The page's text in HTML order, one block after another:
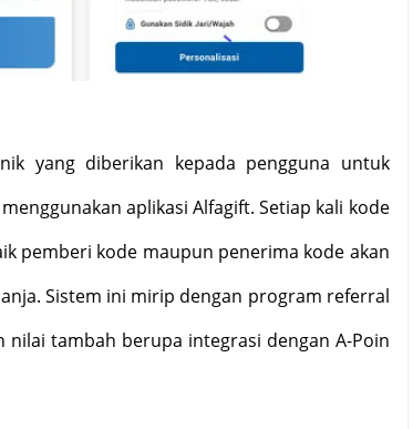
yang diberikan kepada pengguna untuk
aplikasi Alfagift. Setiap kali kode
pemberi kode maupun penerima kode akan
Sistem ini mirip dengan program referral
tambah berupa integrasi dengan A-Poin